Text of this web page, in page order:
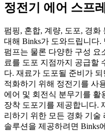
정전기 에어 스프
펌핑, 혼합, 계량, 도포, 경화
대해 Binks가 도와드립니다.
펌프는 물론 다양한 구성 요
료를 도포 지점까지 공급할
다. 재료가 도포될 준비가
적화하기 위해 정전기를 사
에어 및 회전식 분무기를 활
장착 도포기를 제공합니다.
리하기 위한 모든 경화 기술
솔루션을 제공하려면 Binks